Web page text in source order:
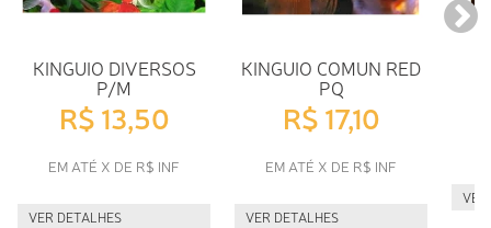
KINGUIO DIVERSOS
P/M
R$ 13,50
EM ATÉ X DE R$ INF
VER DETALHES
KINGUIO COMUN RED
PQ
R$ 17,10
EM ATÉ X DE R$ INF
VER DETALHES
VER